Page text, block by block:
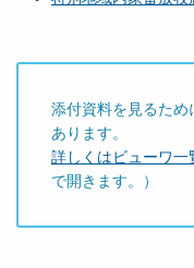
添付資料を見るた
あります。
詳しくはビューワ一
で開きます。）